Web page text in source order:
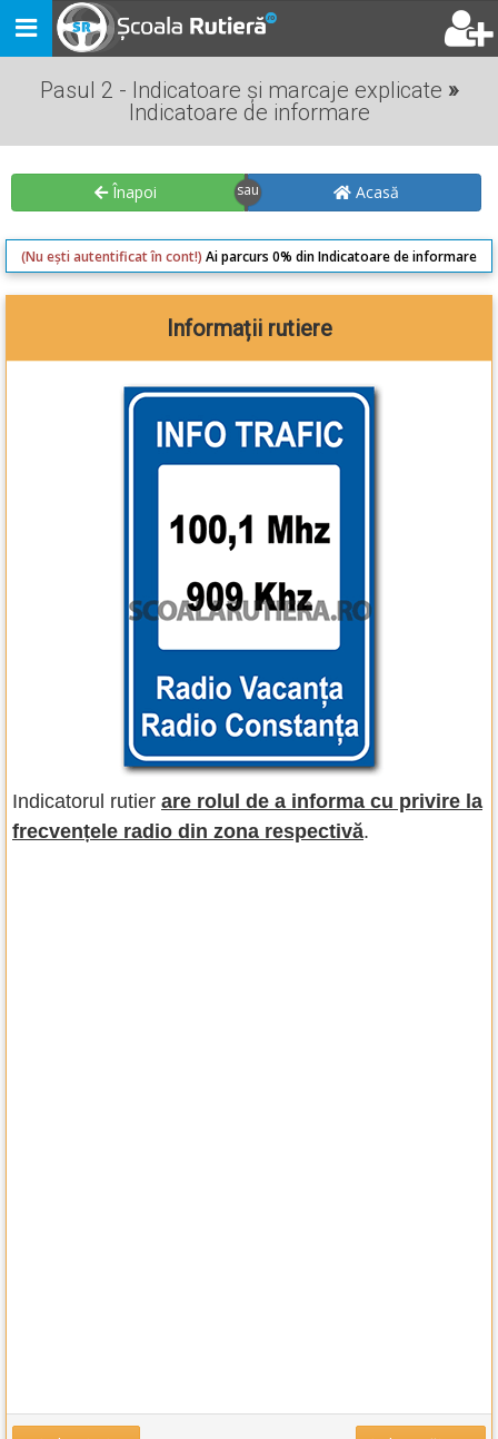
Toggle
navigation
Pasul 2 - Indicatoare și marcaje explicate »
Indicatoare de informare
Înapoi Acasă
(Nu ești autentificat în cont!) Ai parcurs 0% din Indicatoare de informare
Informații rutiere
Indicatorul rutier are rolul de a informa cu privire la
frecvențele radio din zona respectivă.